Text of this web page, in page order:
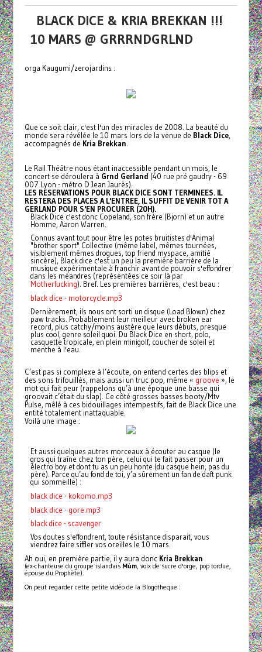
BLACK DICE & KRIA BREKKAN !!!
10 MARS @ GRRRNDGRLND
orga Kaugumi/zerojardins :
Que ce soit clair, c'est l'un des miracles de 2008. La beauté du
monde sera révélée le 10 mars lors de la venue de Black Dice,
accompagnés de Kria Brekkan
Le Rail Théâtre nous étant inaccessible pendant un mois, le
concert se déroulera à Grnd Gerland (40 rue pré gaudry - 69
007 Lyon - métro D Jean Jaurès).
LES RESERVATIONS POUR BLACK DICE SONT TERMINEES. IL
RESTERA DES PLACES A L'ENTREE, IL SUFFIT DE VENIR TOT A
GERLAND POUR S'EN PROCURER (20H).
Black Dice c'est donc Copeland, son frère (Bjorn) et un autre
Homme, Aaron Warren.
Connus avant tout pour être les potes bruitistes d'Animal
"brother sport" Collective (même label, mêmes tournées,
visiblement mêmes drogues, top friend myspace, amitié
sincère), Black dice c'est un peu la première barrière de la
musique expérimentale à franchir avant de pouvoir s'effondrer
dans les méandres (représentées ce soir là par
Motherfucking). Bref. Les premières barrières, c'est beau :
black dice - motorcycle.mp3
Dernièrement, ils nous ont sorti un disque (Load Blown) chez
paw tracks. Probablement leur meilleur avec broken ear
record, plus catchy/moins austère que leurs débuts, presque
plus cool, genre soleil quoi. Du Black Dice en short, polo,
casquette tropicale, en plein minigolf, coucher de soleil et
menthe à l'eau.
C’est pas si complexe à l’écoute, on entend certes des blips et
des sons trifouillés, mais aussi un truc pop, même « groove », le
mot qui fait peur (rappelons qu’à une époque une basse qui
groovait c’était du slap). Ce côté grosses basses booty/Mtv
Pulse, mêlé à ces bidouillages intempestifs, fait de Black Dice une
entité totalement inattaquable.
Voilà une image :
Et aussi quelques autres morceaux à écouter au casque (le
gros qui traîne chez ton père, celui qui te fait passer pour un
électro boy et dont tu as un peu honte (du casque hein, pas du
père). Parce qu’au fond de toi, y’a sûrement un fan de daft punk
qui sommeille) :
black dice - kokomo.mp3
black dice - gore.mp3
black dice - scavenger
Vos doutes s'effondrent, toute résistance disparait, vous
viendrez faire siffler vos oreilles le 10 mars.
Ah oui, en première partie, il y aura donc Kria Brekkan
(ex-chanteuse du groupe islandais Mùm, voix de sucre d'orge, pop tordue,
épouse du Prophète).
On peut regarder cette petite vidéo de la Blogotheque :